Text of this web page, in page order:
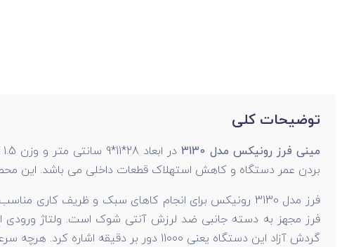
توضیحات کلی
مینی فرز رونیکس مدل 3130
بردن عمر دستگاه و کاهش استهلاک قطعات داخلی می باشد. این
فرز مدل 3130 رونیکس برای انجام کاهای سبک و ظریف کاری مناسب است. این دستگاه دارای موتور قدرتمند و 720 واتی است که متشکل از آرمیچر و بالشتک های صنعتی می باشد.
فرز
گردش آزاد این دستگاه یعنی 11000 دور بر دقیقه اشاره کرد. هرچه سرعت گردش آزاد بیشتر باشد، قدرت دستگاه بالاتر است. مینی فرز 3130 دارای قطر صفحه برش 115 میلی متر می باشد.